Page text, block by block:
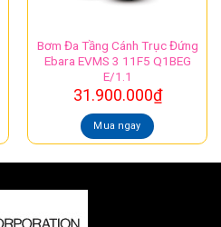
Bơm Đa Tầng Cánh Trục Đứng
Ebara EVMS 3 11F5 Q1BEG
E/1.1
31.900.000₫
Mua ngay